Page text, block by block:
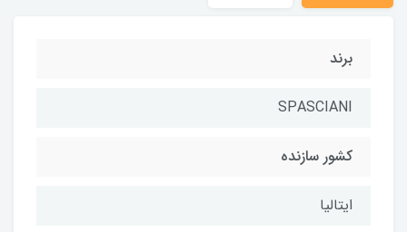
برند
SPASCIANI
کشور سازنده
ایتالیا